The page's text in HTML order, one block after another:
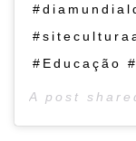
#Educação
A post